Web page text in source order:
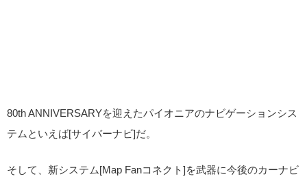
80th ANNIVERSARYを迎えたパイオニアのナビゲーションシス
テムといえば[サイバーナビ]だ。
そして、新システム[Map Fanコネクト]を武器に今後のカーナビ